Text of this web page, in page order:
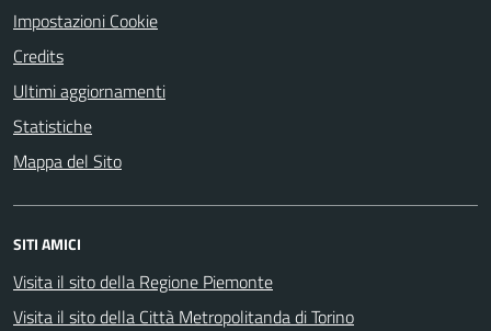
Impostazioni Cookie
Credits
Ultimi aggiornamenti
Statistiche
Mappa del Sito
SITI AMICI
Visita il sito della Regione Piemonte
Visita il sito della Città Metropolitanda di Torino